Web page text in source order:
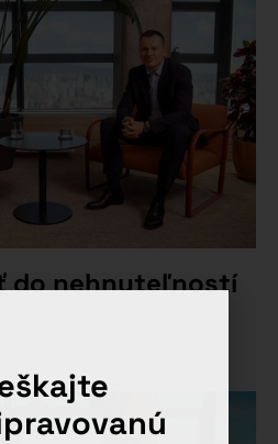
do nehnuteľností